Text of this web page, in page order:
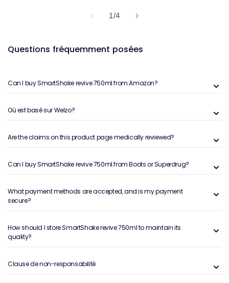
1/de
4
Questions fréquemment posées
Can I buy SmartShake revive 750ml from Amazon?
Où est basé sur Welzo?
Are the claims on this product page medically reviewed?
Can I buy SmartShake revive 750ml from Boots or Superdrug?
What payment methods are accepted, and is my payment
secure?
How should I store SmartShake revive 750ml to maintain its
quality?
Clause de non-responsabilité